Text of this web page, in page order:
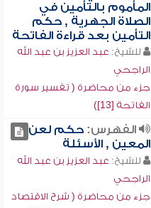
المأموم بالتأمين في
الصلاة الجهرية , حكم
التأمين بعد قراءة الفاتحة
للشيخ: عبد العزيز بن عبد الله
الراجحي
جزء من محاضرة ( تفسير سورة
الفاتحة [13])
الفهرس:حكم لعن
المعين , الأسئلة
للشيخ: عبد العزيز بن عبد الله
الراجحي
جزء من محاضرة ( شرح الاقتصاد